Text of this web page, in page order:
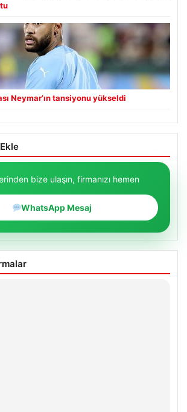
Neymar’ın tansiyonu yükseldi
bize ulaşın, firmanızı hemen
WhatsApp Mesaj